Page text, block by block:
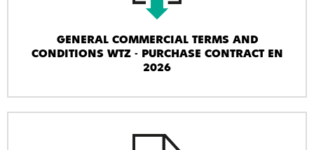
GENERAL COMMERCIAL TERMS AND
CONDITIONS WTZ - PURCHASE CONTRACT EN
2026